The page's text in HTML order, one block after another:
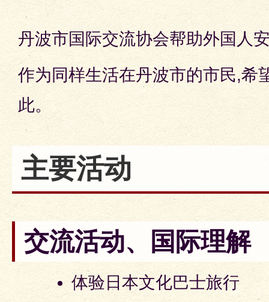
丹波市国际交流协会帮助外国人
作为同样生活在丹波市的市民,希
此。
主要活动
交流活动、国际理解
体验日本文化巴士旅行